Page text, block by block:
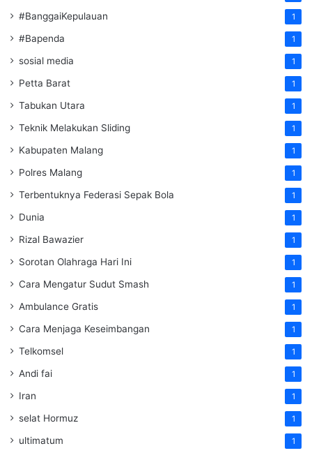
#BanggaiKepulauan 1
#Bapenda 1
sosial media 1
Petta Barat 1
Tabukan Utara 1
Teknik Melakukan Sliding 1
Kabupaten Malang 1
Polres Malang 1
Terbentuknya Federasi Sepak Bola 1
Dunia 1
Rizal Bawazier 1
Sorotan Olahraga Hari Ini 1
Cara Mengatur Sudut Smash 1
Ambulance Gratis 1
Cara Menjaga Keseimbangan 1
Telkomsel 1
Andi fai 1
Iran 1
selat Hormuz 1
ultimatum 1